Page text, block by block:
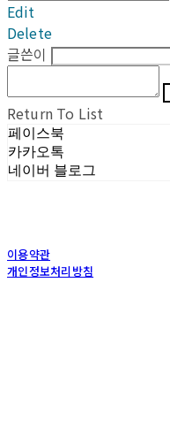
Edit
Delete
글쓴이
Return To List
페이스북
카카오톡
네이버 블로그
이용약관
개인정보처리방침